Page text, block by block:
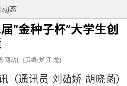
动态
“金种子杯”大学生创
·网站] [责编:罗 江 龙]
（通讯员 刘茹娇 胡晓菡）